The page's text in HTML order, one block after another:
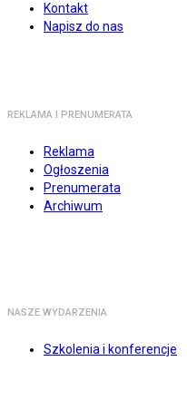
Kontakt
Napisz do nas
REKLAMA I PRENUMERATA
Reklama
Ogłoszenia
Prenumerata
Archiwum
NASZE WYDARZENIA
Szkolenia i konferencje